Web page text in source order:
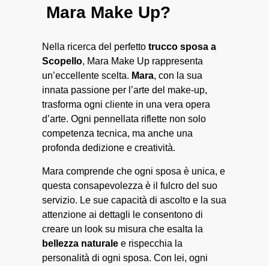
Mara Make Up?
Nella ricerca del perfetto trucco sposa a
Scopello, Mara Make Up rappresenta
un’eccellente scelta. Mara, con la sua
innata passione per l’arte del make-up,
trasforma ogni cliente in una vera opera
d’arte. Ogni pennellata riflette non solo
competenza tecnica, ma anche una
profonda dedizione e creatività.
Mara comprende che ogni sposa è unica, e
questa consapevolezza è il fulcro del suo
servizio. Le sue capacità di ascolto e la sua
attenzione ai dettagli le consentono di
creare un look su misura che esalta la
bellezza naturale e rispecchia la
personalità di ogni sposa. Con lei, ogni